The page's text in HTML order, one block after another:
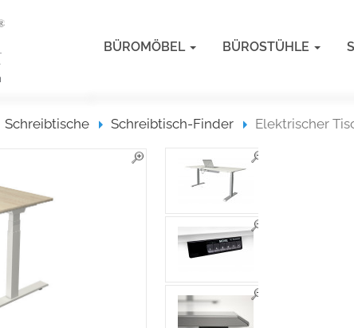
BÜROMÖBEL BÜROSTÜHLE
Schreibtische Schreibtisch-Finder Elektrischer